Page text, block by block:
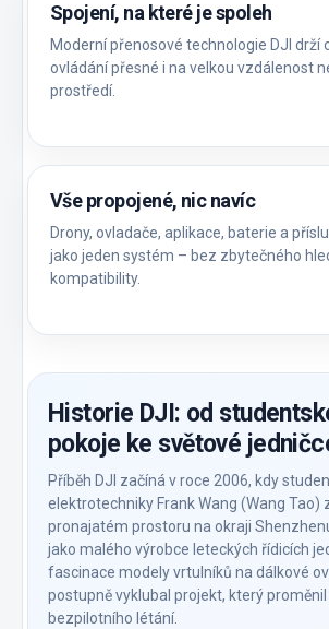
Spojení, na které je spoleh
Moderní přenosové technologie DJI drží
ovládání přesné i na velkou vzdálenost
prostředí.
Vše propojené, nic navíc
Drony, ovladače, aplikace, baterie a
jako jeden systém – bez zbytečného
kompatibility.
Historie DJI: od
pokoje ke světové
Příběh DJI začíná v roce 2006, kdy
elektrotechniky Frank Wang (Wang Tao)
pronajatém prostoru na okraji
jako malého výrobce leteckých řídicích
fascinace modely vrtulníků na dálkové
postupně vyklubal projekt, který
bezpilotního létání.